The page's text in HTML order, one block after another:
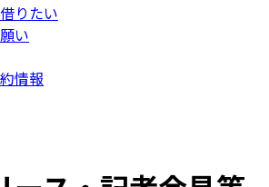
りたい
い
情報